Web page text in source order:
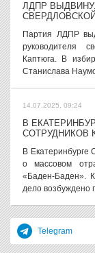
ЛДПР
Партия ЛДПР
руководителя
Каптюга. В
Станислава
14.07.2025, 09:24
В
СОТРУДНИКОВ
В Екатеринбурге
о массовом
«Баден-Баден».
дело возбуждено
Telegram